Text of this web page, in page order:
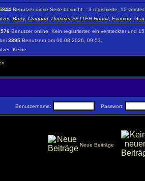
Benutzer diese Seite besucht :: 3 registrierte, 10
Barty, Craggan Dummer FETTER Hobbit Eiranion
Benutzer online: Kein registrierter, ein versteckter und
3395 Benutzern am 06.08.2026, 09:53.
Keine
Benutzername: Passwort:
Neue Beiträge